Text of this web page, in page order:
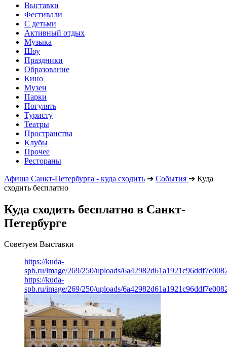
Выставки
Фестивали
С детьми
Активный отдых
Музыка
Шоу
Праздники
Образование
Кино
Музеи
Парки
Погулять
Туристу
Театры
Пространства
Клубы
Прочее
Рестораны
Афиша Санкт-Петербурга - куда сходить ➔ События ➔ Куда
сходить бесплатно
Куда сходить бесплатно в Санкт-
Петербурге
Советуем Выставки
https://kuda-
spb.ru/image/269/250/uploads/
https://kuda-
spb.ru/image/269/250/uploads/